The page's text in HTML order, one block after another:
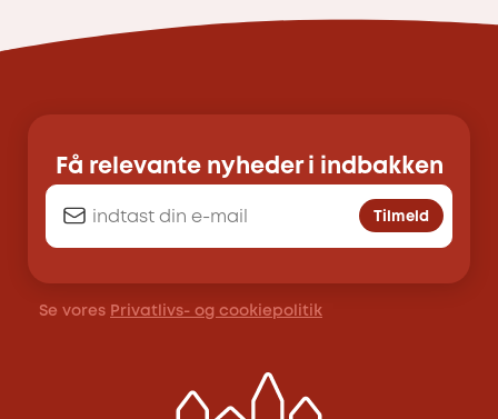
Få relevante nyheder i indbakken
Tilmeld
Se vores Privatlivs- og cookiepolitik